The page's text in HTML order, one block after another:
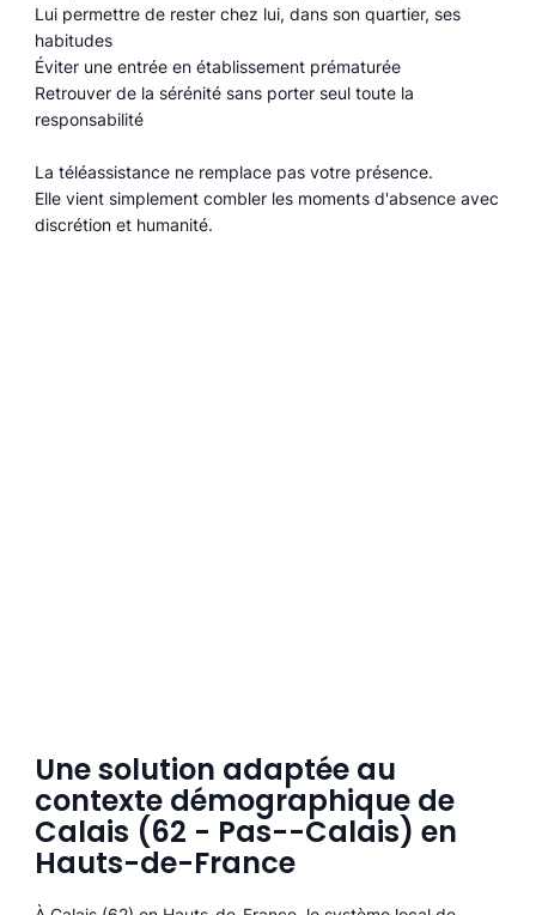
Lui permettre de rester chez lui, dans son quartier, ses
habitudes
Éviter une entrée en établissement prématurée
Retrouver de la sérénité sans porter seul toute la
responsabilité
La téléassistance ne remplace pas votre présence.
Elle vient simplement combler les moments d'absence avec
discrétion et humanité.
Une solution adaptée au
contexte démographique de
Calais (62 - Pas--Calais) en
Hauts-de-France